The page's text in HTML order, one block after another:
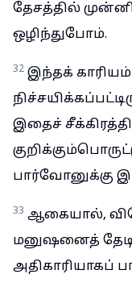
தேசத்தில்
ஒழிந்துபோம்.
32 இந்தக்
இதைச்
பார்வோனுக்கு
33 ஆகையால்,
மனுஷனைத்
அதிகாரியாகப்